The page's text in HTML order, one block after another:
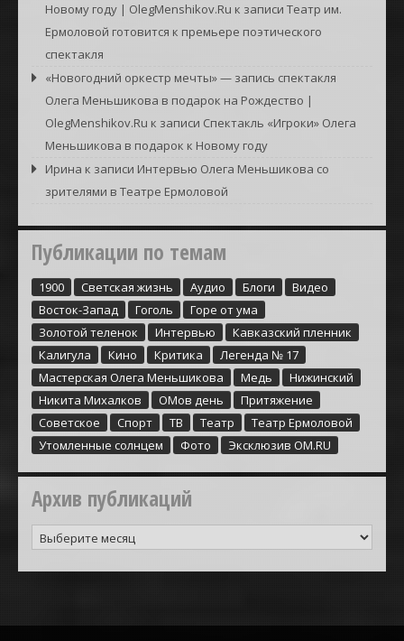
Новому году | OlegMenshikov.Ru к записи Театр им.
Ермоловой готовится к премьере поэтического
спектакля
«Новогодний оркестр мечты» — запись спектакля
Олега Меньшикова в подарок на Рождество |
OlegMenshikov.Ru к записи Спектакль «Игроки» Олега
Меньшикова в подарок к Новому году
Ирина к записи Интервью Олега Меньшикова со
зрителями в Театре Ермоловой
Публикации по темам
1900 Cветская жизнь Аудио Блоги
Видео
Восток-Запад
Гоголь
Горе от ума
Золотой теленок
Интервью
Кавказский пленник
Калигула
Кино Критика
Легенда № 17
Мастерская Олега Меньшикова
Медь
Нижинский
Никита Михалков
ОМов день
Притяжение
Советское
Спорт ТВ Театр
Театр Ермоловой
Утомленные солнцем
Фото Эксклюзив ОМ.RU
Архив публикаций
Архив
публикаций